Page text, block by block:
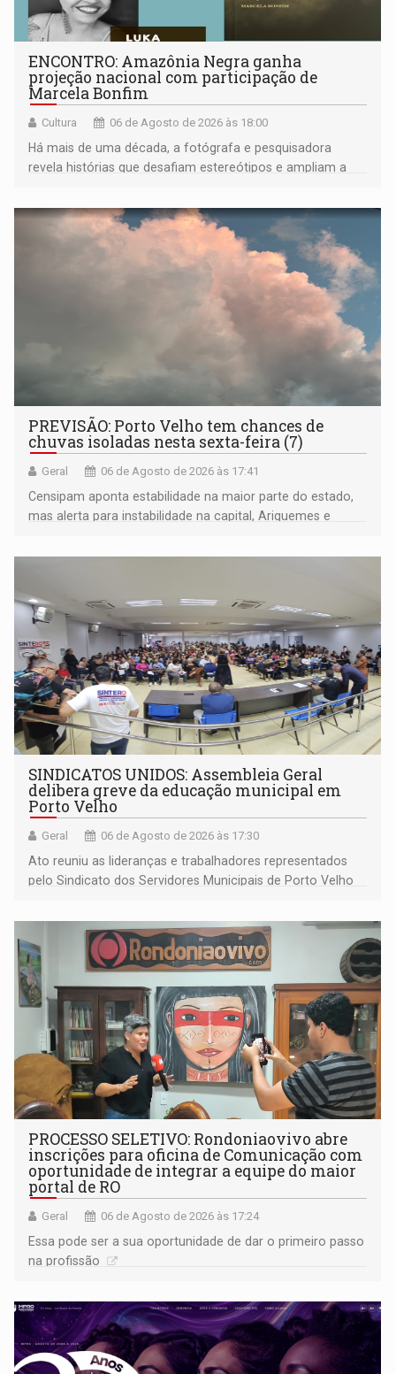
ENCONTRO: Amazônia Negra ganha
projeção nacional com participação de
Marcela Bonfim
Cultura 06 de Agosto de 2026 às 18:00
Há mais de uma década, a fotógrafa e pesquisadora
revela histórias que desafiam estereótipos e ampliam a
negras
PREVISÃO: Porto Velho tem chances de
chuvas isoladas nesta sexta-feira (7)
Geral 06 de Agosto de 2026 às 17:41
Censipam aponta estabilidade na maior parte do estado,
mas alerta para instabilidade na capital, Ariquemes e
SINDICATOS UNIDOS: Assembleia Geral
delibera greve da educação municipal em
Porto Velho
Geral 06 de Agosto de 2026 às 17:30
Ato reuniu as lideranças e trabalhadores representados
pelo Sindicato dos Servidores Municipais de Porto Velho
PROCESSO SELETIVO: Rondoniaovivo abre
inscrições para oficina de Comunicação com
oportunidade de integrar a equipe do maior
portal de RO
Geral 06 de Agosto de 2026 às 17:24
Essa pode ser a sua oportunidade de dar o primeiro passo
na profissão